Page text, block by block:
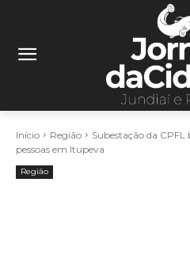
Início Região
Subestação da
pessoas em Itupeva
Região